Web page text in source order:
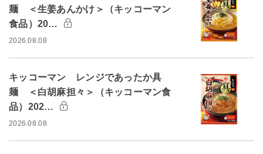
麺 ＜生姜あんかけ＞（キッコーマン
食品）20…
2026.08.08
キッコーマン レンジであったか具
麺 ＜白胡麻担々＞（キッコーマン食
品）202…
2026.08.08